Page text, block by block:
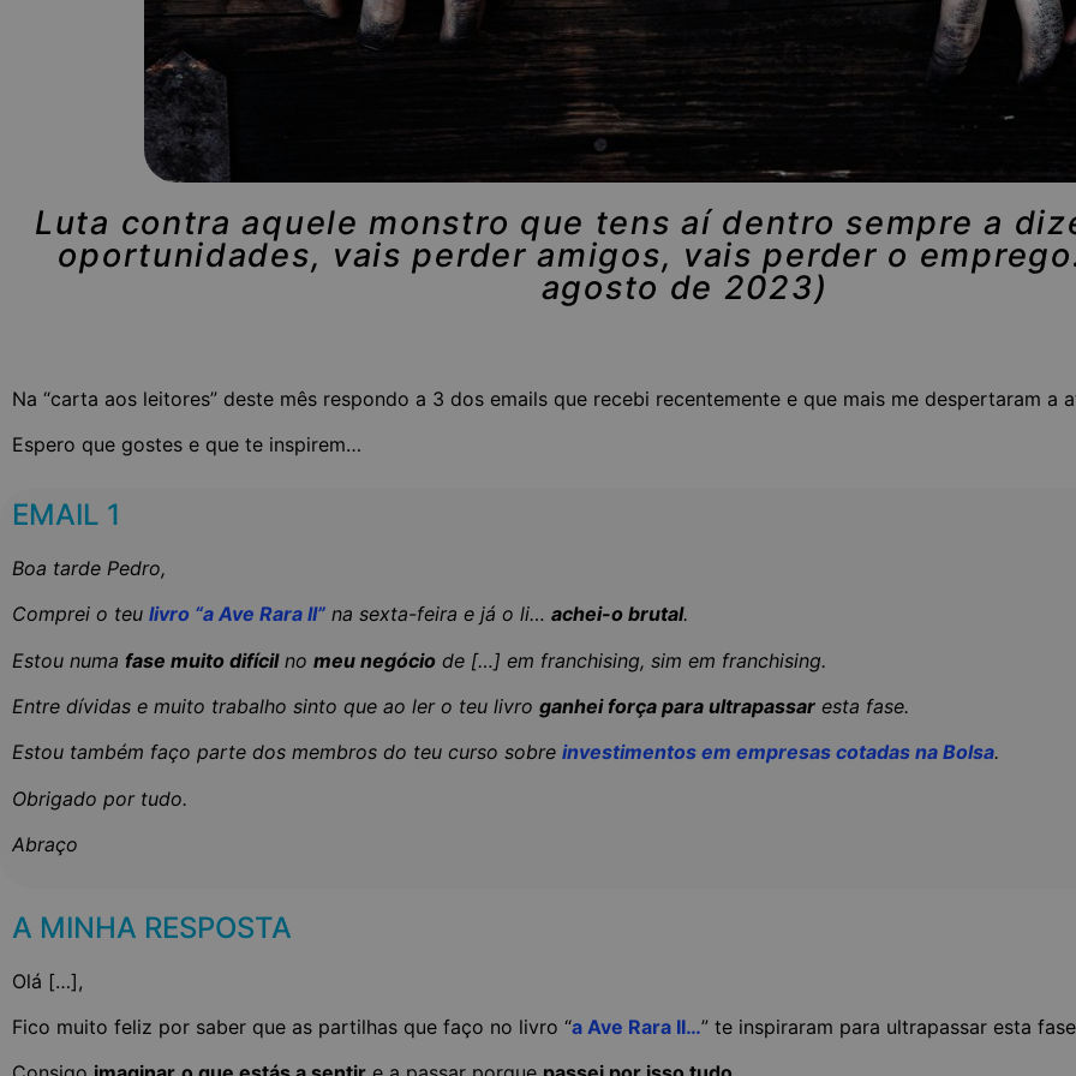
Luta contra aquele monstro que tens aí dentro sempre a
oportunidades, vais perder amigos, vais perder o
agosto de 2023)
Na “carta aos leitores” deste mês respondo a 3 dos emails que recebi recentemente e que mais me despertaram a
Espero que gostes e que te inspirem…
EMAIL 1
Boa tarde Pedro,
Comprei o teu livro “a Ave Rara II” na sexta-feira e já o li… achei-o brutal.
Estou numa fase muito difícilno meu negócio de […] em franchising, sim em franchising.
Entre dívidas e muito trabalho sinto que ao ler o teu livro ganhei força para ultrapassar esta fase.
Estou também faço parte dos membros do teu curso sobre investimentos em empresas cotadas na Bolsa.
Obrigado por tudo.
Abraço
A MINHA RESPOSTA
Olá […],
Fico muito feliz por saber que as partilhas que faço no livro “a Ave Rara II…” te inspiraram para ultrapassar esta